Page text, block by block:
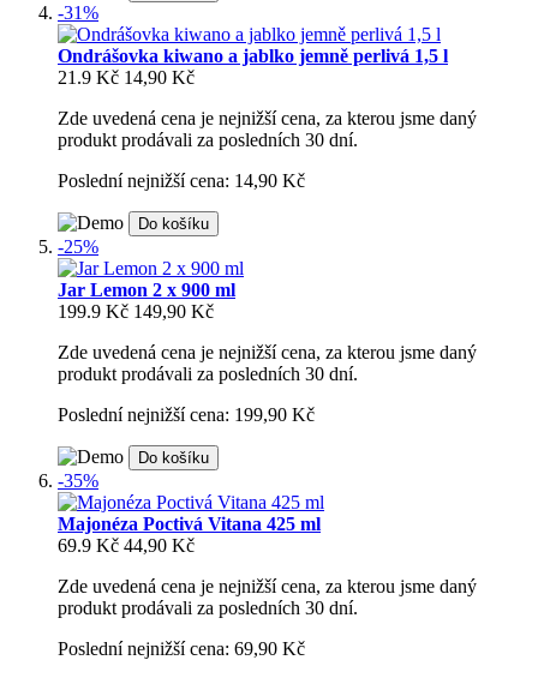
-31%
Ondrášovka kiwano a jablko jemně perlivá 1,5 l
21.9 Kč 14,90 Kč
Zde uvedená cena je nejnižší cena, za kterou jsme daný
produkt prodávali za posledních 30 dní.
Poslední nejnižší cena: 14,90 Kč
Do košíku
-25%
Jar Lemon 2 x 900 ml
199.9 Kč 149,90 Kč
Zde uvedená cena je nejnižší cena, za kterou jsme daný
produkt prodávali za posledních 30 dní.
Poslední nejnižší cena: 199,90 Kč
Do košíku
-35%
Majonéza Poctivá Vitana 425 ml
69.9 Kč 44,90 Kč
Zde uvedená cena je nejnižší cena, za kterou jsme daný
produkt prodávali za posledních 30 dní.
Poslední nejnižší cena: 69,90 Kč